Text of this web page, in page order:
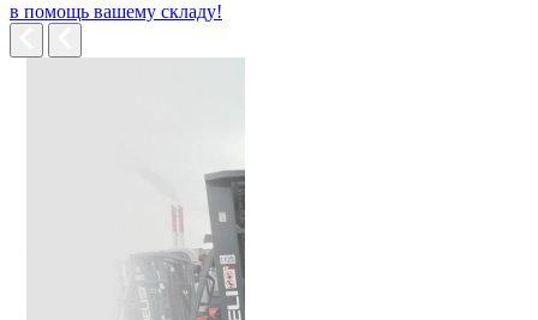
в помощь вашему складу!